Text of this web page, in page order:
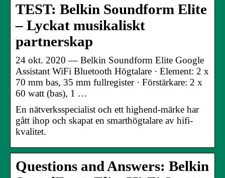
TEST: Belkin Soundform Elite
– Lyckat musikaliskt
partnerskap
24 okt. 2020 — Belkin Soundform Elite Google
Assistant WiFi Bluetooth Högtalare · Element: 2 x
70 mm bas, 35 mm fullregister · Förstärkare: 2 x
60 watt (bas), 1 …
En nätverksspecialist och ett highend-märke har
gått ihop och skapat en smarthögtalare av hifi-
kvalitet.
Questions and Answers: Belkin